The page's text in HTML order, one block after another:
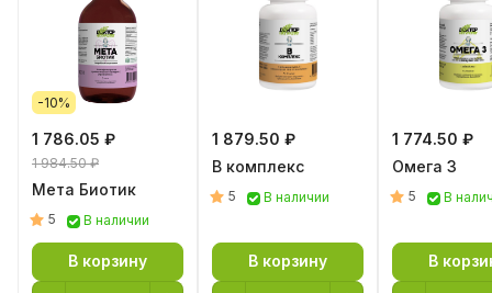
-10%
1 786.05 ₽
1 984.50 ₽
Мета Биотик
5 В наличии
В корзину
1 879.50 ₽
B комплекс
5 В наличии
В корзину
1 774.50 ₽
Омега 3
5 В
В